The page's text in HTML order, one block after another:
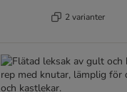
2 varianter